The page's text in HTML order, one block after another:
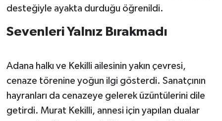
desteğiyle ayakta durduğu öğrenildi.
Sevenleri Yalnız Bırakmadı
Adana halkı ve Kekilli ailesinin yakın çevresi,
cenaze törenine yoğun ilgi gösterdi. Sanatçının
hayranları da cenazeye gelerek üzüntülerini dile
getirdi. Murat Kekilli, annesi için yapılan dualar